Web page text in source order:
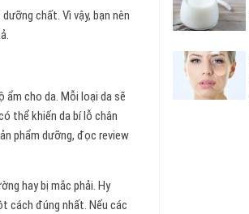
chất. Vì vậy, bạn nên
cho da. Mỗi loại da sẽ
thể khiến da bí lỗ chân
phẩm dưỡng, đọc review
hay bị mắc phải. Hy
cách đúng nhất. Nếu các